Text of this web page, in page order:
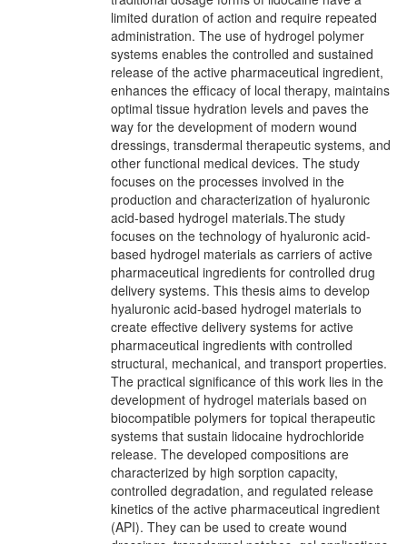
limited duration of action and require repeated
administration. The use of hydrogel polymer
systems enables the controlled and sustained
release of the active pharmaceutical ingredient,
enhances the efficacy of local therapy, maintains
optimal tissue hydration levels and paves the
way for the development of modern wound
dressings, transdermal therapeutic systems, and
other functional medical devices. The study
focuses on the processes involved in the
production and characterization of hyaluronic
acid-based hydrogel materials.The study
focuses on the technology of hyaluronic acid-
based hydrogel materials as carriers of active
pharmaceutical ingredients for controlled drug
delivery systems. This thesis aims to develop
hyaluronic acid-based hydrogel materials to
create effective delivery systems for active
pharmaceutical ingredients with controlled
structural, mechanical, and transport properties.
The practical significance of this work lies in the
development of hydrogel materials based on
biocompatible polymers for topical therapeutic
systems that sustain lidocaine hydrochloride
release. The developed compositions are
characterized by high sorption capacity,
controlled degradation, and regulated release
kinetics of the active pharmaceutical ingredient
(API). They can be used to create wound